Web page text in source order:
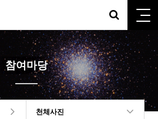
참여마당
천체사진